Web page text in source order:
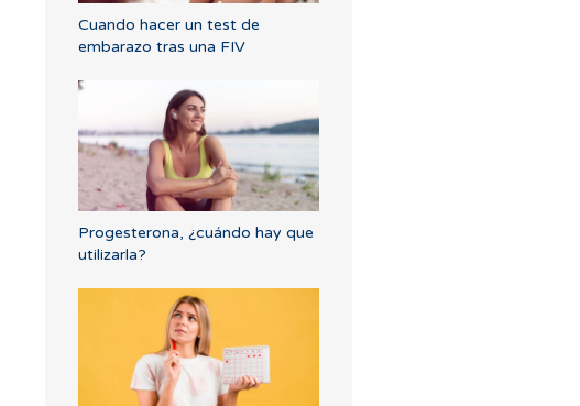
Cuando hacer un test de
embarazo tras una FIV
Progesterona, ¿cuándo hay que
utilizarla?